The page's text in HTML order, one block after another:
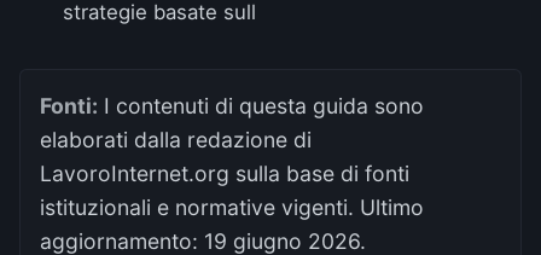
strategie basate sull
Fonti: I contenuti di questa guida sono
elaborati dalla redazione di
LavoroInternet.org sulla base di fonti
istituzionali e normative vigenti. Ultimo
aggiornamento: 19 giugno 2026.